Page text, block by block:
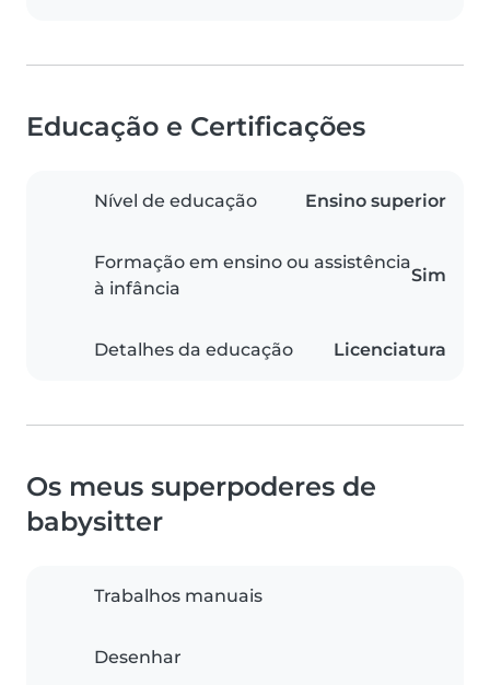
Educação e Certificações
Nível de educação Ensino superior
Formação em ensino ou assistência
à infância
Sim
Detalhes da educação Licenciatura
Os meus superpoderes de
babysitter
Trabalhos manuais
Desenhar